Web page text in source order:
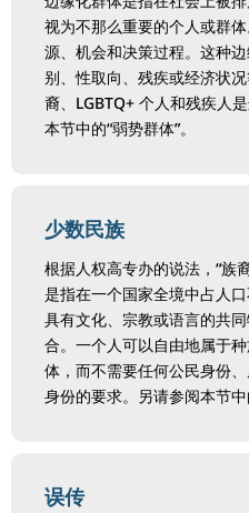
视为不那么重要的个人或群
源、机会和决策过程。这种
别、性取向、残疾或经济状
裔、LGBTQ+ 个人和残疾人
本节中的“弱势群体”。
少数民族
根据人权高专办的说法，“族
是指在一个国家全境中占人
具有文化、宗教或语言的共
合。一个人可以自由地属于
体，而不需要任何公民身份
身份的要求。另请参阅本节中
误传